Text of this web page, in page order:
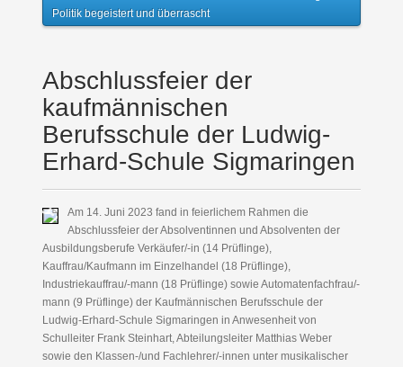
Politik begeistert und überrascht
Abschlussfeier der
kaufmännischen
Berufsschule der Ludwig-
Erhard-Schule Sigmaringen
Am 14. Juni 2023 fand in feierlichem Rahmen die
Abschlussfeier der Absolventinnen und Absolventen der
Ausbildungsberufe Verkäufer/-in (14 Prüflinge),
Kauffrau/Kaufmann im Einzelhandel (18 Prüflinge),
Industriekauffrau/-mann (18 Prüflinge) sowie Automatenfachfrau/-
mann (9 Prüflinge) der Kaufmännischen Berufsschule der
Ludwig-Erhard-Schule Sigmaringen in Anwesenheit von
Schulleiter Frank Steinhart, Abteilungsleiter Matthias Weber
sowie den Klassen-/und Fachlehrer/-innen unter musikalischer